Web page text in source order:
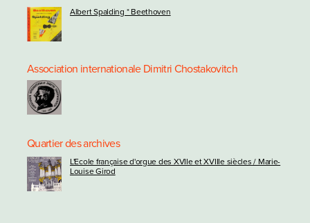
Albert Spalding * Beethoven
Association internationale Dimitri Chostakovitch
Quartier des archives
L'Ecole française d'orgue des XVIIe et XVIIIe siècles / Marie-
Louise Girod